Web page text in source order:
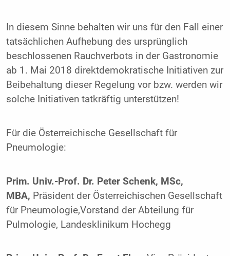
In diesem Sinne behalten wir uns für den Fall einer
tatsächlichen Aufhebung des ursprünglich
beschlossenen Rauchverbots in der Gastronomie
ab 1. Mai 2018 direktdemokratische Initiativen zur
Beibehaltung dieser Regelung vor bzw. werden wir
solche Initiativen tatkräftig unterstützen!
Für die Österreichische Gesellschaft für
Pneumologie:
Prim. Univ.-Prof. Dr. Peter Schenk, MSc,
MBA, Präsident der Österreichischen Gesellschaft
für Pneumologie,Vorstand der Abteilung für
Pulmologie, Landesklinikum Hochegg